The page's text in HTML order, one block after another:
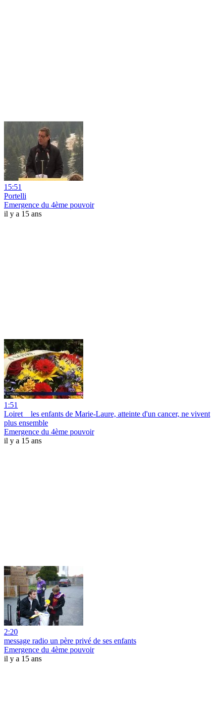
15:51
Portelli
Emergence du 4ème pouvoir
il y a 15 ans
1:51
Loiret _ les enfants de Marie-Laure, atteinte d'un cancer, ne vivent
plus ensemble
Emergence du 4ème pouvoir
il y a 15 ans
2:20
message radio un père privé de ses enfants
Emergence du 4ème pouvoir
il y a 15 ans